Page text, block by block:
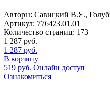
Авторы: Савицкий В.Я.,
Артикул: 776423.01.01
Количество страниц: 173
1 287 руб.
1 287 руб.
В корзину
519 руб. Онлайн доступ
Ознакомиться